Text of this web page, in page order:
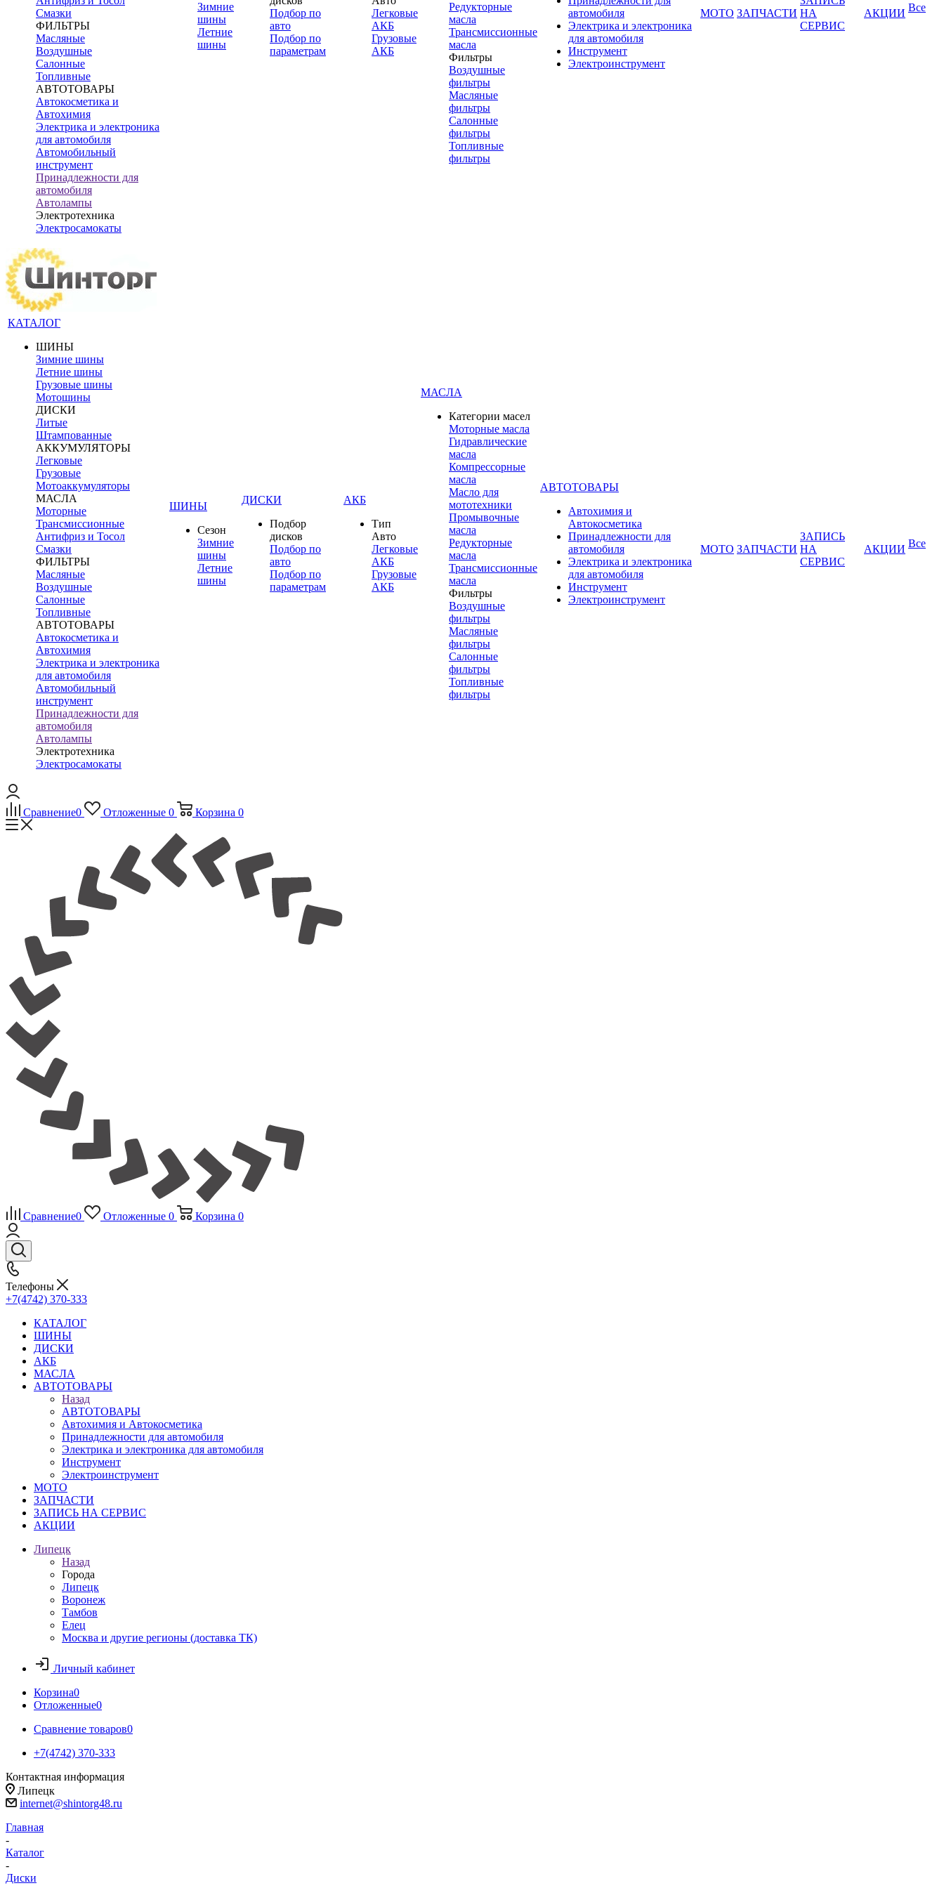
Смазки
ФИЛЬТРЫ
Масляные
Воздушные
Салонные
Топливные
АВТОТОВАРЫ
Автокосметика и
Автохимия
Электрика и электроника
для автомобиля
Автомобильный
инструмент
Принадлежности для
автомобиля
Автолампы
Электротехника
Электросамокаты
Зимние
шины
Летние
шины
Подбор по
авто
Подбор по
параметрам
Легковые
АКБ
Грузовые
АКБ
Редукторные
масла
Трансмиссионные
масла
Фильтры
Воздушные
фильтры
Масляные
фильтры
Салонные
фильтры
Топливные
фильтры
автомобиля
Электрика и электроника
для автомобиля
Инструмент
Электроинструмент
МОТО ЗАПЧАСТИ НА
СЕРВИС
АКЦИИ Все
КАТАЛОГ
ШИНЫ
Зимние шины
Летние шины
Грузовые шины
Мотошины
ДИСКИ
Литые
Штампованные
АККУМУЛЯТОРЫ
Легковые
Грузовые
Мотоаккумуляторы
МАСЛА
Моторные
Трансмиссионные
Антифриз и Тосол
Смазки
ФИЛЬТРЫ
Масляные
Воздушные
Салонные
Топливные
АВТОТОВАРЫ
Автокосметика и
Автохимия
Электрика и электроника
для автомобиля
Автомобильный
инструмент
Принадлежности для
автомобиля
Автолампы
Электротехника
Электросамокаты
ШИНЫ
Сезон
Зимние
шины
Летние
шины
ДИСКИ
Подбор
дисков
Подбор по
авто
Подбор по
параметрам
АКБ
Тип
Авто
Легковые
АКБ
Грузовые
АКБ
МАСЛА
Категории масел
Моторные масла
Гидравлические
масла
Компрессорные
масла
Масло для
мототехники
Промывочные
масла
Редукторные
масла
Трансмиссионные
масла
Фильтры
Воздушные
фильтры
Масляные
фильтры
Салонные
фильтры
Топливные
фильтры
АВТОТОВАРЫ
Автохимия и
Автокосметика
Принадлежности для
автомобиля
Электрика и электроника
для автомобиля
Инструмент
Электроинструмент
МОТО ЗАПЧАСТИ
ЗАПИСЬ
НА
СЕРВИС
АКЦИИ Все
Сравнение0 Отложенные 0 Корзина 0
Сравнение0 Отложенные 0 Корзина 0
Телефоны
+7(4742) 370-333
КАТАЛОГ
ШИНЫ
ДИСКИ
АКБ
МАСЛА
АВТОТОВАРЫ
Назад
АВТОТОВАРЫ
Автохимия и Автокосметика
Принадлежности для автомобиля
Электрика и электроника для автомобиля
Инструмент
Электроинструмент
МОТО
ЗАПЧАСТИ
ЗАПИСЬ НА СЕРВИС
АКЦИИ
Липецк
Назад
Города
Липецк
Воронеж
Тамбов
Елец
Москва и другие регионы (доставка ТК)
Личный кабинет
Корзина0
Отложенные0
Сравнение товаров0
+7(4742) 370-333
Контактная информация
Липецк
internet@shintorg48.ru
Главная
-
Каталог
-
Диски